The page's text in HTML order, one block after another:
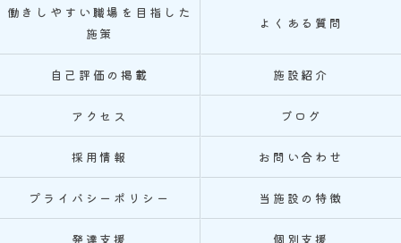
働きしやすい職場を目指した
施策
よくある質問
自己評価の掲載 施設紹介
アクセス ブログ
採用情報 お問い合わせ
プライバシーポリシー 当施設の特徴
発達支援 個別支援